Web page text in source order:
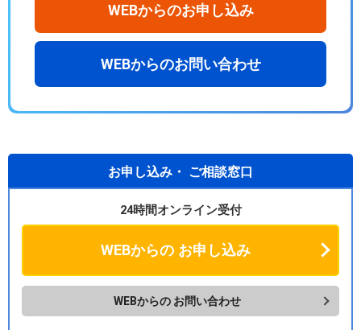
WEBからのお申し込み
WEBからのお問い合わせ
お申し込み・ ご相談窓口
24時間オンライン受付
WEBからのお申し込み
WEBからの お問い合わせ